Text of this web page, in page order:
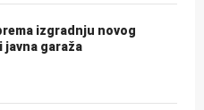
izgradnju novog
javna garaža